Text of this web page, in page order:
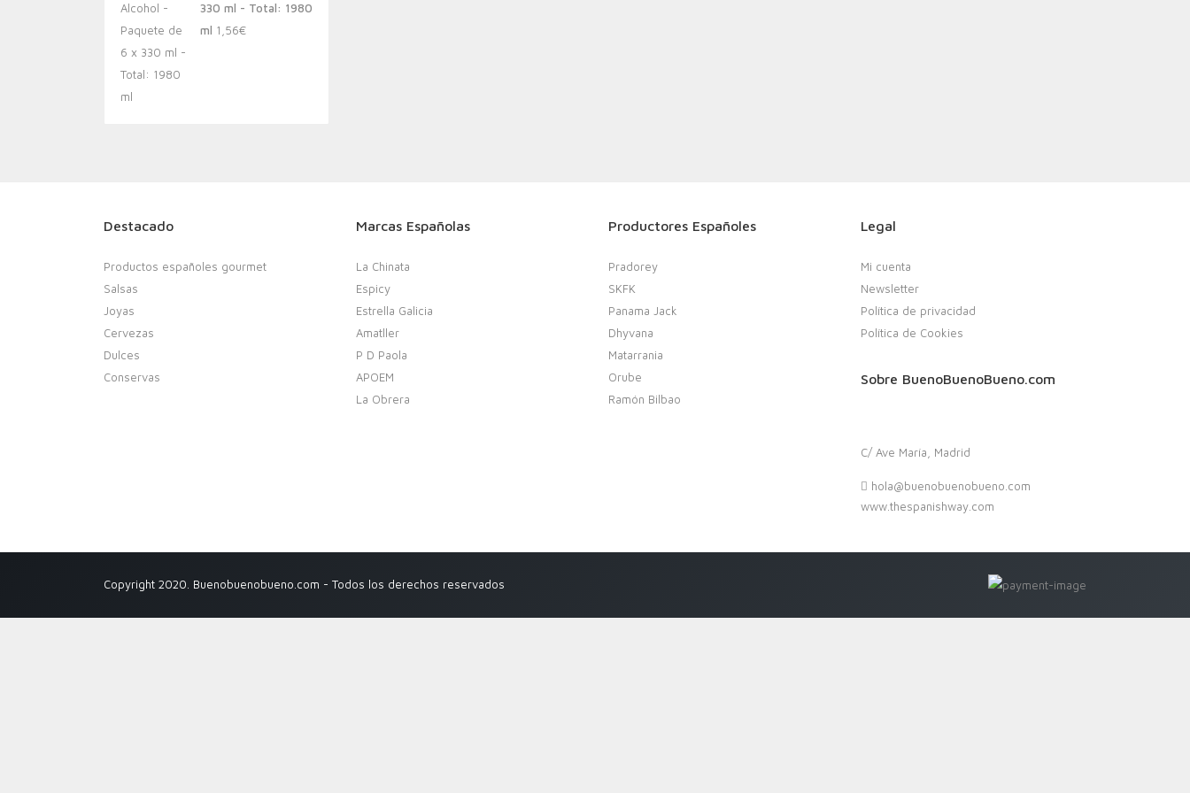
330 ml - Total: 1980
ml 1,56€
Destacado
Productos españoles gourmet
Salsas
Joyas
Cervezas
Dulces
Conservas
Marcas Españolas
La Chinata
Espicy
Estrella Galicia
Amatller
P D Paola
APOEM
La Obrera
Productores Españoles
Pradorey
SKFK
Panama Jack
Dhyvana
Matarrania
Orube
Ramón Bilbao
Legal
Mi cuenta
Newsletter
Política de privacidad
Política de Cookies
Sobre BuenoBuenoBueno.com
C/ Ave María, Madrid
hola@buenobuenobueno.com
www.thespanishway.com
Copyright 2020. Buenobuenobueno.com - Todos los derechos reservados